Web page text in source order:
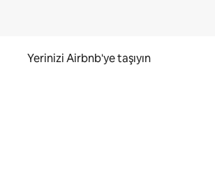
Yerinizi Airbnb'ye taşıyın